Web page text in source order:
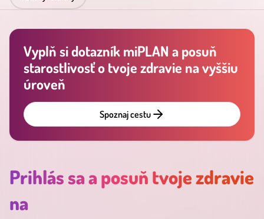
Vyplň si dotazník miPLAN a posuň
starostlivosť o tvoje zdravie na vyššiu
úroveň
Spoznaj cestu
Prihlás sa a posuň tvoje zdravie
na